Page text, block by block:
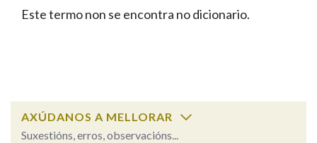
FIGURAS HOMENAXEADAS
PORTAL DAS PALABRAS
Facebook
TwitterYoutubeInstagram
Bluesky
BUSCAR NOS LEMAS
Remata por
Este termo non se encontra no dicionario.
AXÚDANOS A MELLORAR
Suxestións, erros, observacións...